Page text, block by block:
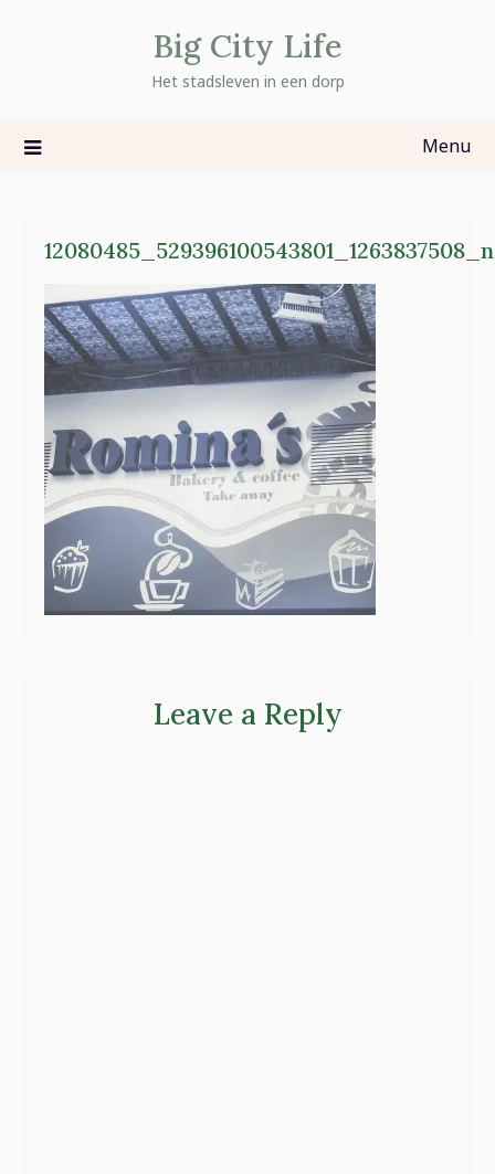
Big City Life
Het stadsleven in een dorp
Menu
12080485_529396100543801_1263837508_n
Leave a Reply